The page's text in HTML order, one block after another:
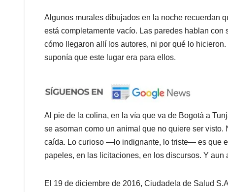
Algunos murales dibujados en la noche recuerdan
está completamente vacío. Las paredes hablan
cómo llegaron allí los autores, ni por qué lo
suponía que este lugar era para ellos.
Al pie de la colina, en la vía que va de Bogotá a
se asoman como un animal que no quiere ser
caída. Lo curioso —lo indignante, lo triste— es que
papeles, en las licitaciones, en los discursos. Y aun
El 19 de diciembre de 2016, Ciudadela de Salud